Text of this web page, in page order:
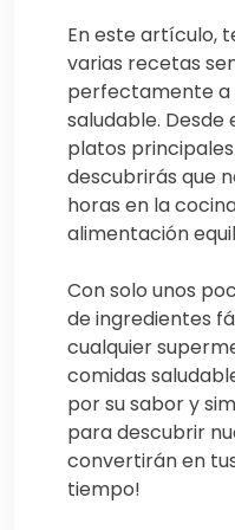
En este artículo,
varias recetas
perfectamente a
saludable.
platos
descubrirás que
horas en la
alimentación
Con solo unos
de ingredientes
cualquier
comidas
por su sabor y
para descubrir
convertirán en
tiempo!